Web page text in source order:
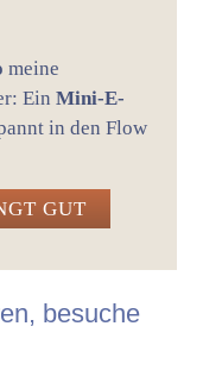
meine
Ein Mini-E-
in den Flow
GUT
besuche